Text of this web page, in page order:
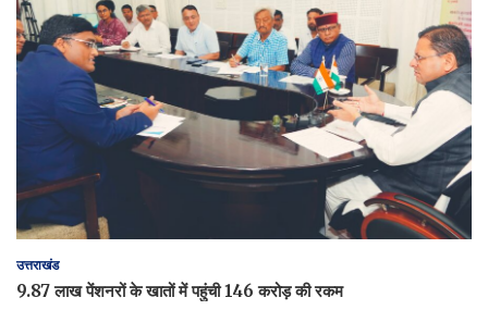
उत्तराखंड
9.87 लाख पेंशनरों के खातों में पहुंची 146 करोड़ की रकम